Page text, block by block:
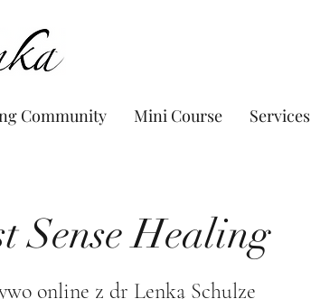
Community Mini Course Services
Sense Healing
online z dr Lenką Schulze